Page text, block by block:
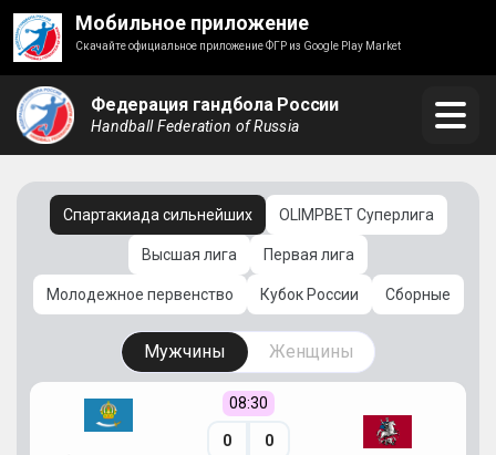
Мобильное приложение
Скачайте официальное приложение ФГР из Google Play Market
Федерация гандбола России
Handball Federation of Russia
Спартакиада сильнейших OLIMPBET Суперлига
Высшая лига Первая лига
Молодежное первенство Кубок России Сборные
Мужчины Женщины
08:30
0 0